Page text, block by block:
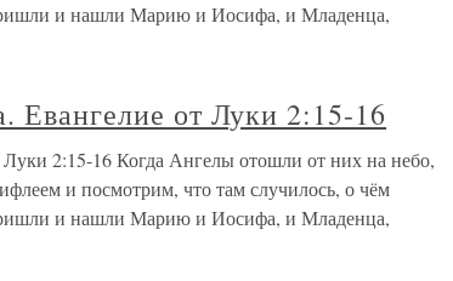
и нашли Марию и Иосифа, и Младенца,
Евангелие от Луки 2:15-16
2:15-16 Когда Ангелы отошли от них на небо,
и посмотрим, что там случилось, о чём
и нашли Марию и Иосифа, и Младенца,